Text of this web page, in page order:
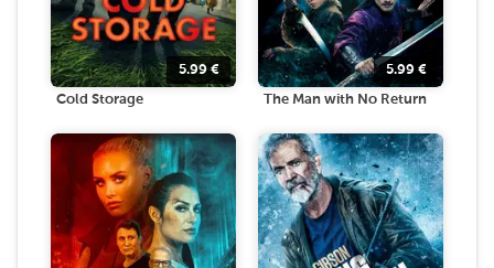
5.99 €
Cold Storage
5.99 €
The Man with No Return